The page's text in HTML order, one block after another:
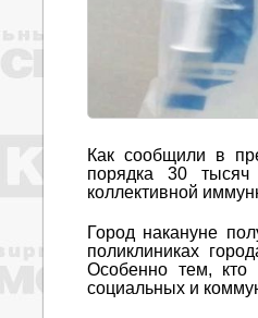
Как сообщили в
порядка 30 тысяч
коллективной
Город накануне
поликлиниках
Особенно тем, кто
социальных и